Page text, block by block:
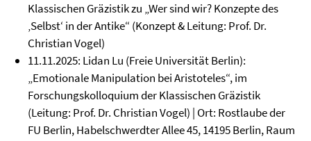
Klassischen Gräzistik zu „Wer sind wir? Konzepte des
‚Selbst‘ in der Antike“ (Konzept & Leitung: Prof. Dr.
Christian Vogel)
11.11.2025: Lidan Lu (Freie Universität Berlin):
„Emotionale Manipulation bei Aristoteles“, im
Forschungskolloquium der Klassischen Gräzistik
(Leitung: Prof. Dr. Christian Vogel) | Ort: Rostlaube der
FU Berlin, Habelschwerdter Allee 45, 14195 Berlin, Raum